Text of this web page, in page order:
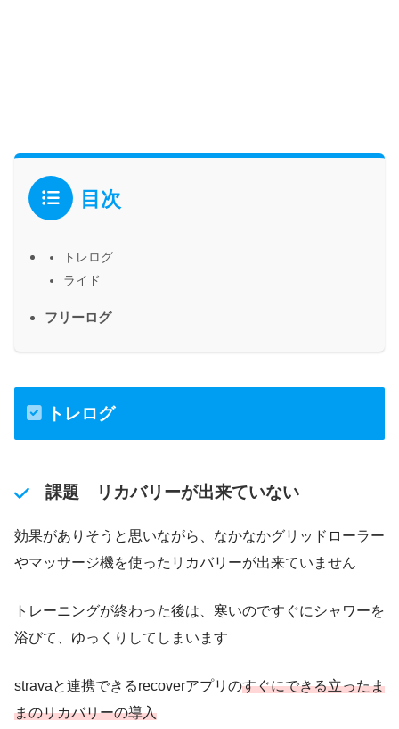
目次
トレログ
ライド
フリーログ
トレログ
課題 リカバリーが出来ていない
効果がありそうと思いながら、なかなかグリッドローラー
やマッサージ機を使ったリカバリーが出来ていません
トレーニングが終わった後は、寒いのですぐにシャワーを
浴びて、ゆっくりしてしまいます
stravaと連携できるrecoverアプリのすぐにできる立ったま
まのリカバリーの導入